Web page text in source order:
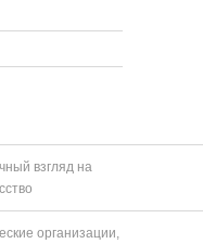
взгляд на
организации,